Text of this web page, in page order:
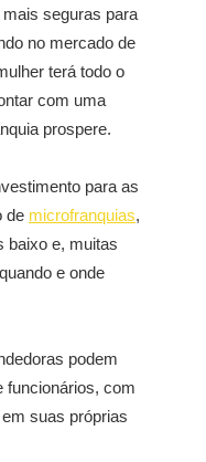
seguras para
no mercado de
terá todo o
com uma
prospere.
para as
de microfranquias,
baixo e, muitas
e onde
podem
funcionários, com
suas próprias